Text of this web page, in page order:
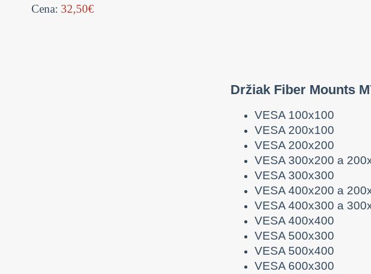
Cena: 32,50€
Držiak Fiber Mounts
VESA 100x100
VESA 200x100
VESA 200x200
VESA 300x200 a
VESA 300x300
VESA 400x200 a
VESA 400x300 a
VESA 400x400
VESA 500x300
VESA 500x400
VESA 600x300